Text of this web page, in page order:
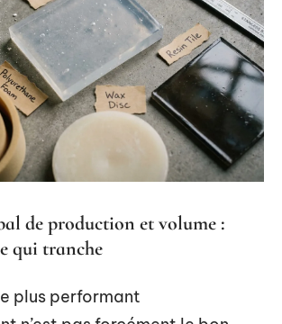
de production et volume :
qui tranche
plus performant